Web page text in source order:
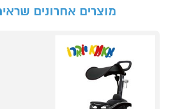
מוצרים אחרונים